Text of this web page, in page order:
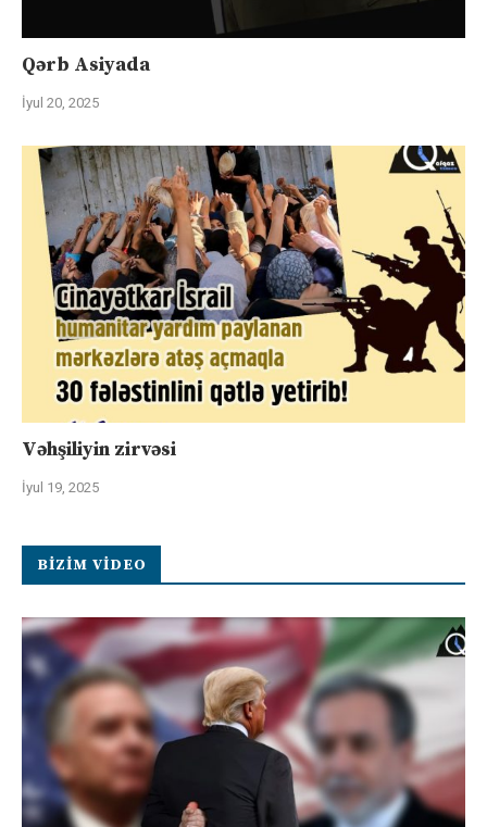
Qərb Asiyada
İyul 20, 2025
Vəhşiliyin zirvəsi
İyul 19, 2025
BIZIM VIDEO